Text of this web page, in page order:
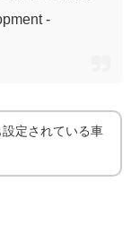
-
定されている車